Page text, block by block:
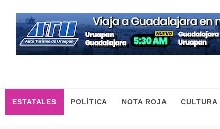
ESTATALES POLÍTICA NOTA ROJA CULTURA